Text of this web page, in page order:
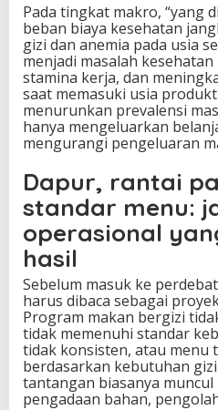
Pada tingkat makro, “yang
beban biaya kesehatan
gizi dan anemia pada usia
menjadi masalah
stamina kerja, dan
saat memasuki usia
menurunkan prevalensi
hanya mengeluarkan
mengurangi pengeluaran
Dapur, rantai
standar menu:
operasional
hasil
Sebelum masuk ke
harus dibaca sebagai
Program makan bergizi
tidak memenuhi standar
tidak konsisten, atau menu
berdasarkan kebutuhan
tantangan biasanya
pengadaan bahan,